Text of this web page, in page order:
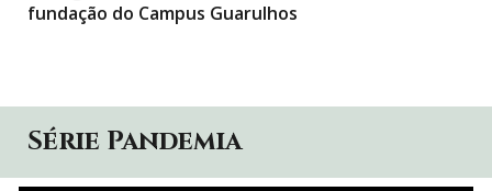
fundação do Campus Guarulhos
Série Pandemia